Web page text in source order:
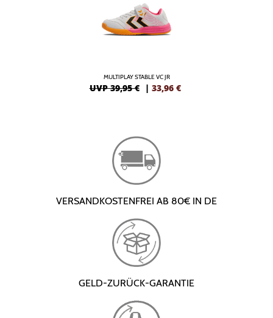
MULTIPLAY STABLE VC JR
UVP 39,95 € | 33,96 €
VERSANDKOSTENFREI AB 80€ IN DE
GELD-ZURÜCK-GARANTIE